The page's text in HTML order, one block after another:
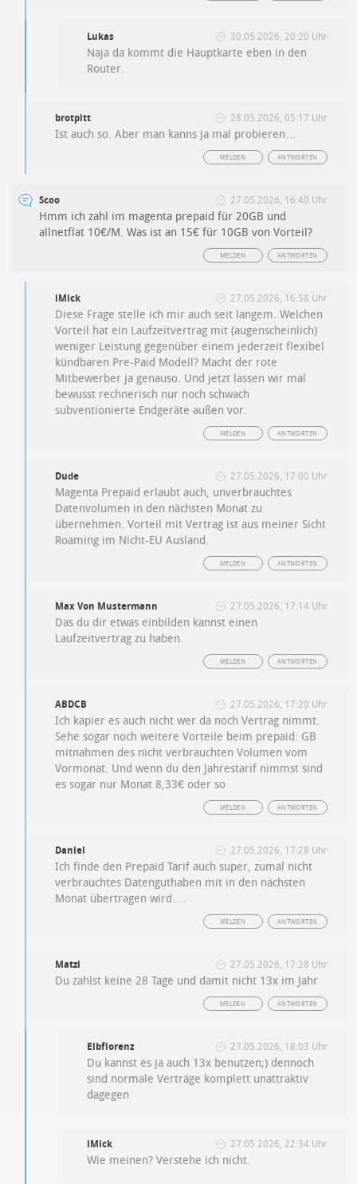
Lukas 30.05.2026, 20:20 Uhr
Naja da kommt die Hauptkarte eben in den
Router.
brotpitt 28.05.2026, 05:17 Uhr
Ist auch so. Aber man kanns ja mal probieren…
ANTWORTEN
MELDEN
Scoo 27.05.2026, 16:40 Uhr
Hmm ich zahl im magenta prepaid für 20GB und
allnetflat 10€/M. Was ist an 15€ für 10GB von Vorteil?
ANTWORTEN
MELDEN
iMick 27.05.2026, 16:58 Uhr
Diese Frage stelle ich mir auch seit langem. Welchen
Vorteil hat ein Laufzeitvertrag mit (augenscheinlich)
weniger Leistung gegenüber einem jederzeit flexibel
kündbaren Pre-Paid Modell? Macht der rote
Mitbewerber ja genauso. Und jetzt lassen wir mal
bewusst rechnerisch nur noch schwach
subventionierte Endgeräte außen vor.
ANTWORTEN
MELDEN
Dude 27.05.2026, 17:00 Uhr
Magenta Prepaid erlaubt auch, unverbrauchtes
Datenvolumen in den nächsten Monat zu
übernehmen. Vorteil mit Vertrag ist aus meiner Sicht
Roaming im Nicht-EU Ausland.
ANTWORTEN
MELDEN
Max Von Mustermann 27.05.2026, 17:14 Uhr
Das du dir etwas einbilden kannst einen
Laufzeitvertrag zu haben.
ANTWORTEN
MELDEN
ABDCB 27.05.2026, 17:20 Uhr
Ich kapier es auch nicht wer da noch Vertrag nimmt.
Sehe sogar noch weitere Vorteile beim prepaid: GB
mitnahmen des nicht verbrauchten Volumen vom
Vormonat. Und wenn du den Jahrestarif nimmst sind
es sogar nur Monat 8,33€ oder so
ANTWORTEN
MELDEN
Daniel 27.05.2026, 17:28 Uhr
Ich finde den Prepaid Tarif auch super, zumal nicht
verbrauchtes Datenguthaben mit in den nächsten
Monat übertragen wird….
ANTWORTEN
MELDEN
Matzi 27.05.2026, 17:28 Uhr
Du zahlst keine 28 Tage und damit nicht 13x im Jahr
ANTWORTEN
MELDEN
Elbflorenz 27.05.2026, 18:03 Uhr
Du kannst es ja auch 13x benutzen;) dennoch
sind normale Verträge komplett unattraktiv
dagegen
iMick 27.05.2026, 22:34 Uhr
Wie meinen? Verstehe ich nicht.